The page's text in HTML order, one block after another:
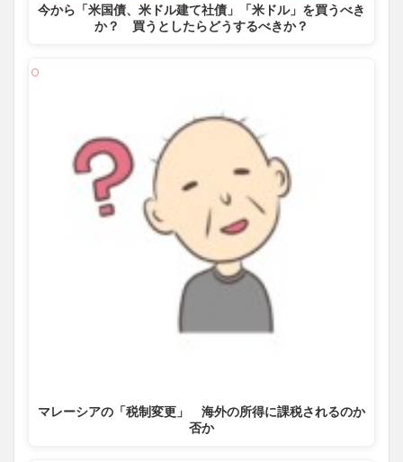
今から「米国債、米ドル建て社債」「米ドル」を買うべき
か？ 買うとしたらどうするべきか？
マレーシアの「税制変更」 海外の所得に課税されるのか
否か